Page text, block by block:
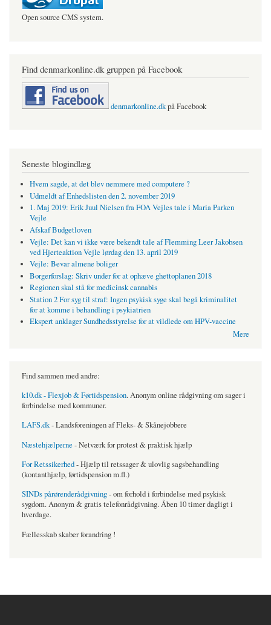
Open source CMS system.
Find denmarkonline.dk gruppen på Facebook
denmarkonline.dkpå Facebook
Seneste blogindlæg
Hvem sagde, at det blev nemmere med computere ?
Udmeldt af Enhedslisten den 2. november 2019
1. Maj 2019: Erik Juul Nielsen fra FOA Vejles tale i Maria Parken
Vejle
Afskaf Budgetloven
Vejle: Det kan vi ikke være bekendt tale af Flemming Leer Jakobsen
ved Hjerteaktion Vejle lørdag den 13. april 2019
Vejle: Bevar almene boliger
Borgerforslag: Skriv under for at ophæve ghettoplanen 2018
Regionen skal stå for medicinsk cannabis
Station 2 For syg til straf: Ingen psykisk syge skal begå kriminalitet
for at komme i behandling i psykiatrien
Ekspert anklager Sundhedsstyrelse for at vildlede om HPV-vaccine
Mere
Find sammen med andre:
k10.dk - Flexjob & Førtidspension. Anonym online rådgivning om sager i
forbindelse med kommuner.
LAFS.dk- Landsforeningen af Fleks- & Skånejobbere
Næstehjælperne - Netværk for protest & praktisk hjælp
For Retssikerhed- Hjælp til retssager & ulovlig sagsbehandling
(kontanthjælp, førtidspension m.fl.)
SINDs pårørenderådgivning- om forhold i forbindelse med psykisk
sygdom. Anonym & gratis telefonrådgivning. Åben 10 timer dagligt i
hverdage.
Fællesskab skaber forandring !